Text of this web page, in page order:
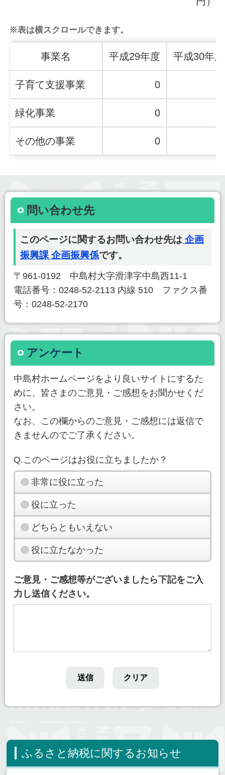
※表は横スクロールできます。
事業名 平成29年度 平成30年度
子育て支援事業 0
緑化事業 0
その他の事業 0
問い合わせ先
このページに関するお問い合わせ先は 企画
振興課 企画振興係です。
〒961-0192 中島村大字滑津字中島西11-1
電話番号：0248-52-2113 内線 510 ファクス番
号：0248-52-2170
アンケート
中島村ホームページをより良いサイトにするた
めに、皆さまのご意見・ご感想をお聞かせくだ
さい。
なお、この欄からのご意見・ご感想には返信で
きませんのでご了承ください。
Q.このページはお役に立ちましたか？
非常に役に立った
役に立った
どちらともいえない
役に立たなかった
ご意見・ご感想等がございましたら下記をご入
力し送信ください。
ふるさと納税に関するお知らせ